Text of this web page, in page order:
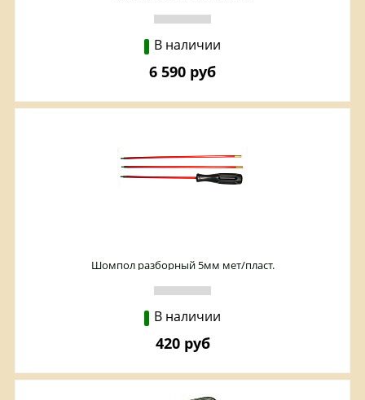
В наличии
6 590 руб
Шомпол разборный 5мм мет/пласт.
В наличии
420 руб